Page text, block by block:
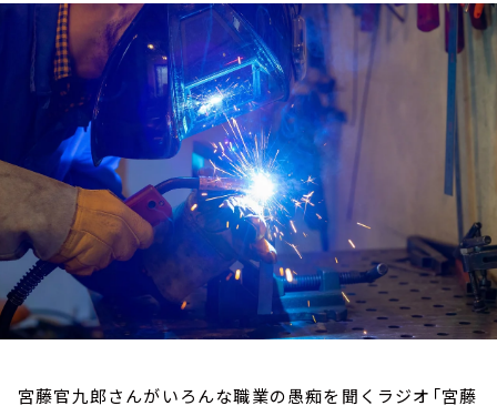
お知らせ
イベント・グッズ
YouTube
会社情報
宮藤官九郎さんがいろんな職業の愚痴を聞くラジオ「宮藤